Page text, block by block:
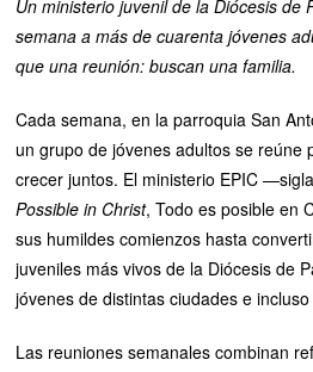
Un ministerio juvenil de la Diócesis de
semana a más de cuarenta jóvenes
que una reunión: buscan una familia.
Cada semana, en la parroquia San
un grupo de jóvenes adultos se reúne
crecer juntos. El ministerio EPIC
Possible in Christ, Todo es posible en
sus humildes comienzos hasta
juveniles más vivos de la Diócesis de
jóvenes de distintas ciudades e
Las reuniones semanales combinan